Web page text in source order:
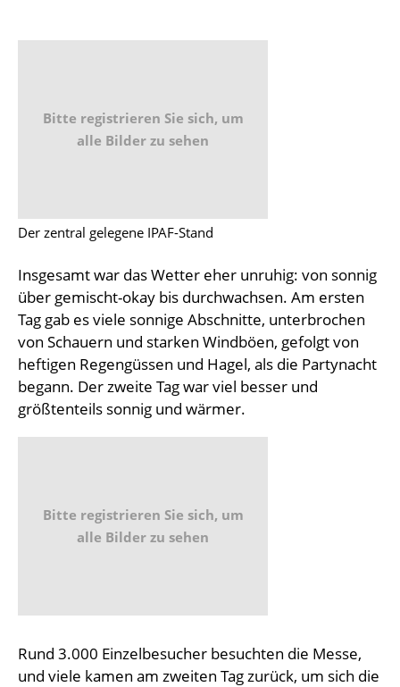
Bitte registrieren Sie sich, um
alle Bilder zu sehen
Der zentral gelegene IPAF-Stand
Insgesamt war das Wetter eher unruhig: von sonnig
über gemischt-okay bis durchwachsen. Am ersten
Tag gab es viele sonnige Abschnitte, unterbrochen
von Schauern und starken Windböen, gefolgt von
heftigen Regengüssen und Hagel, als die Partynacht
begann. Der zweite Tag war viel besser und
größtenteils sonnig und wärmer.
Bitte registrieren Sie sich, um
alle Bilder zu sehen
Rund 3.000 Einzelbesucher besuchten die Messe,
und viele kamen am zweiten Tag zurück, um sich die